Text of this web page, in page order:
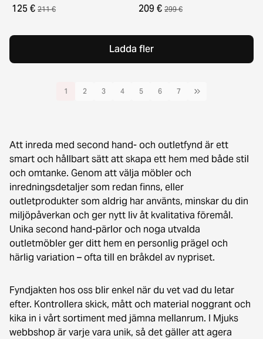
125 € 211 € 209 € 299 €
Ladda fler
1 2 3 4 5 6 7
Att inreda med second hand- och outletfynd är ett
smart och hållbart sätt att skapa ett hem med både stil
och omtanke. Genom att välja möbler och
inredningsdetaljer som redan finns, eller
outletprodukter som aldrig har använts, minskar du din
miljöpåverkan och ger nytt liv åt kvalitativa föremål.
Unika second hand-pärlor och noga utvalda
outletmöbler ger ditt hem en personlig prägel och
härlig variation – ofta till en bråkdel av nypriset.
Fyndjakten hos oss blir enkel när du vet vad du letar
efter. Kontrollera skick, mått och material noggrant och
kika in i vårt sortiment med jämna mellanrum. I Mjuks
webbshop är varje vara unik, så det gäller att agera